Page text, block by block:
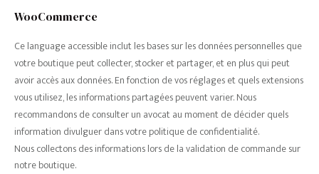
WooCommerce
Ce language accessible inclut les bases sur les données personnelles que
votre boutique peut collecter, stocker et partager, et en plus qui peut
avoir accès aux données. En fonction de vos réglages et quels extensions
vous utilisez, les informations partagées peuvent varier. Nous
recommandons de consulter un avocat au moment de décider quels
information divulguer dans votre politique de confidentialité.
Nous collectons des informations lors de la validation de commande sur
notre boutique.